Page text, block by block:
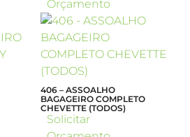
Orçamento
406 – ASSOALHO
BAGAGEIRO COMPLETO
CHEVETTE (TODOS)
Solicitar